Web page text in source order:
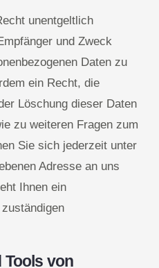
unentgeltlich
und Zweck
Daten zu
ein Recht, die
Löschung dieser Daten
zu weiteren Fragen zum
Sie sich jederzeit unter
Adresse an uns
Ihnen ein
Tools von